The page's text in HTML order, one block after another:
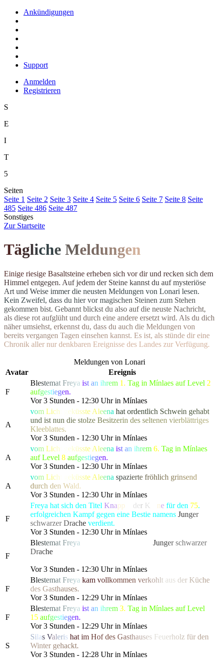
Ankündigungen
Support
Anmelden
Registrieren
S
E
I
T
5
Seiten
Seite 1 Seite 2 Seite 3 Seite 4 Seite 5 Seite 6 Seite 7 Seite 8 Seite
485 Seite 486 Seite 487
Sonstiges
Zur Startseite
Tägliche Meldungen
Einige riesige Basaltsteine erheben sich vor dir und recken sich dem
Himmel entgegen. Auf jedem der Steine kannst du auf mysteriöse
Art und Weise immer die neusten Meldungen von Lonari lesen.
Kein Zweifel, dass du hier vor magischen Steinen zum Stehen
gekommen bist. Gebannt blickst du also auf die neuste Nachricht,
als diese rot aufglüht und durch eine andere ersetzt wird. Als du dich
näher umsiehst, erkennst du, dass du auch die Meldungen von
bereits vergangen Tagen einsehen kannst. Es ist, als stünde dir eine
Chronik aller nur denkbaren Ereignisse des Landes zur Verfügung.
Meldungen von Lonari
Avatar
Ereignis
F
Blestemat Freya ist an ihrem 1. Tag in Mínlaes auf Level 2
aufgestiegen.
Vor 3 Stunden - 12:30 Uhr in Mínlaes
A
vom Lich eküsste Aleena hat ordentlich Schwein gehabt
und ist nun die stolze Besitzerin des seltenen vierblättriges
Kleeblattes.
Vor 3 Stunden - 12:30 Uhr in Mínlaes
A
vom Lich eküsste Aleena ist an ihrem 6. Tag in Mínlaes
auf Level 8 aufgestiegen.
Vor 3 Stunden - 12:30 Uhr in Mínlaes
A
vom Lich eküsste Aleena spazierte fröhlich grinsend
durch den Wald.
Vor 3 Stunden - 12:30 Uhr in Mínlaes
F
Freya hat sich den Titel Knapp der K ne für den 75.
erfolgreichen Kampf gegen eine Bestie namens Junger
schwarzer Drache verdient.
Vor 3 Stunden - 12:30 Uhr in Mínlaes
F
Blestemat Freya Junger schwarzer
Drache
Vor 3 Stunden - 12:30 Uhr in Mínlaes
F
Blestemat Freya kam vollkommen verkohlt aus der Küche
des Gasthauses.
Vor 3 Stunden - 12:29 Uhr in Mínlaes
F
Blestemat Freya ist an ihrem 3. Tag in Mínlaes auf Level
15 aufgestiegen.
Vor 3 Stunden - 12:29 Uhr in Mínlaes
S
Silas Valeris hat im Hofdes Gasthauses Feuerholz für den
Winter gehackt.
Vor 3 Stunden - 12:28 Uhr in Mínlaes